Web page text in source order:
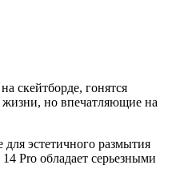
скейтборде, гонятся
но впечатляющие на
эстетичного размытия
Pro обладает серьезными